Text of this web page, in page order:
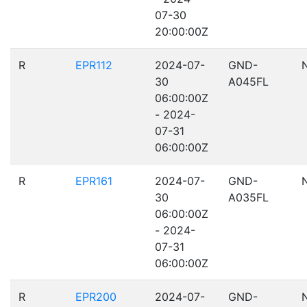
07-30
20:00:00Z
R EPR112
2024-07-
30
06:00:00Z
- 2024-
07-31
06:00:00Z
GND-
A045FL
R EPR161
2024-07-
30
06:00:00Z
- 2024-
07-31
06:00:00Z
GND-
A035FL
R EPR200
2024-07-
GND-